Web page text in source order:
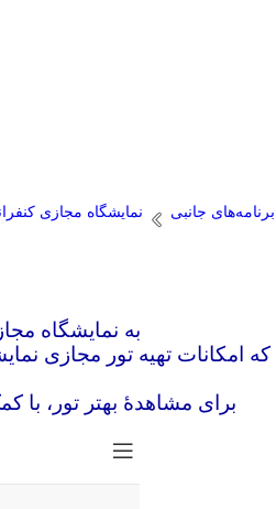
برنامه‌های جانبی نمایشگاه مجازی
به نمایشگاه
که امکانات تهیه تور مجازی
برای مشاهدۀ بهتر تور، با